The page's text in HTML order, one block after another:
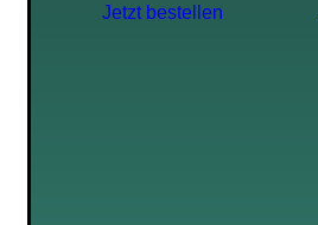
Jetzt bestellen